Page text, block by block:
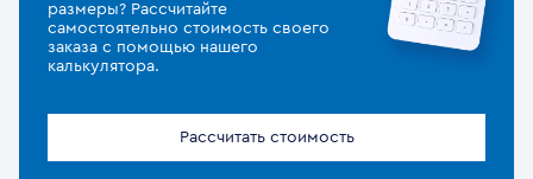
размеры? Рассчитайте
самостоятельно стоимость своего
заказа с помощью нашего
калькулятора.
Рассчитать стоимость